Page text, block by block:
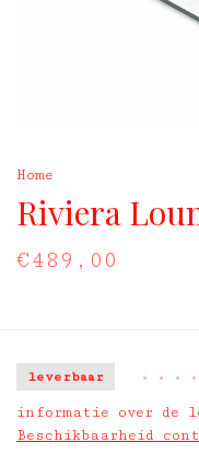
Home
Riviera
€489,00
leverbaar • • • •
informatie over de
Beschikbaarheid